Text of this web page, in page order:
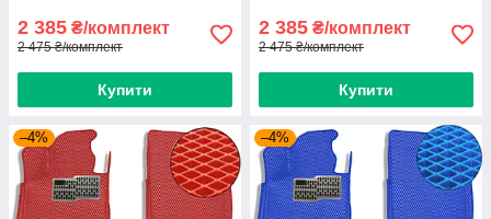
2 385 ₴/комплект
2 475 ₴/комплект
Купити
2 385 ₴/комплект
2 475 ₴/комплект
Купити
–4% –4%